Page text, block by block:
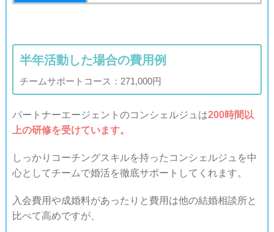
半年活動した場合の費用例
チームサポートコース：271,000円
パートナーエージェントのコンシェルジュは200時間以
上の研修を受けています。
しっかりコーチングスキルを持ったコンシェルジュ を中
心としてチームで婚活を徹底サポートしてくれます。
入会費用や成婚料があったりと費用は他の結婚相談所と
比べて高めですが、